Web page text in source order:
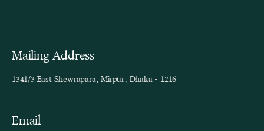
Mailing Address
1341/3 East Shewrapara, Mirpur, Dhaka - 1216
Email